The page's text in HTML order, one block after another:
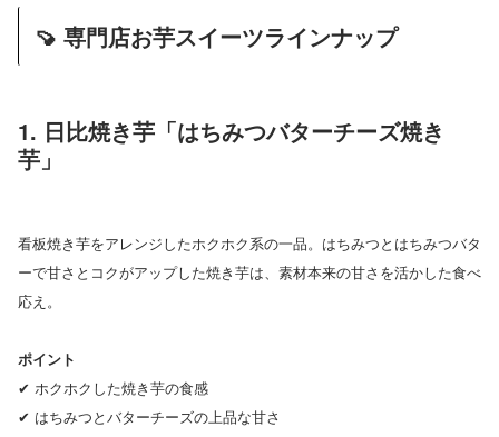
🍠 専門店お芋スイーツラインナップ
1. 日比焼き芋「はちみつバターチーズ焼き
芋」
看板焼き芋をアレンジしたホクホク系の一品。はちみつとはちみつバタ
ーで甘さとコクがアップした焼き芋は、素材本来の甘さを活かした食べ
応え。
ポイント
✔ ホクホクした焼き芋の食感
✔ はちみつとバターチーズの上品な甘さ